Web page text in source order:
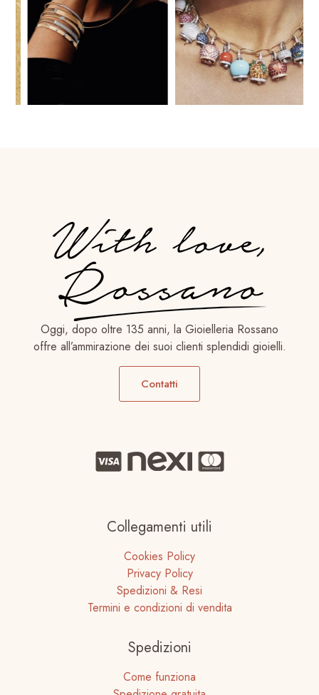
Oggi, dopo oltre 135 anni, la Gioielleria Rossano
offre all’ammirazione dei suoi clienti splendidi gioielli.
Contatti
Collegamenti utili
Cookies Policy
Privacy Policy
Spedizioni & Resi
Termini e condizioni di vendita
Spedizioni
Come funziona